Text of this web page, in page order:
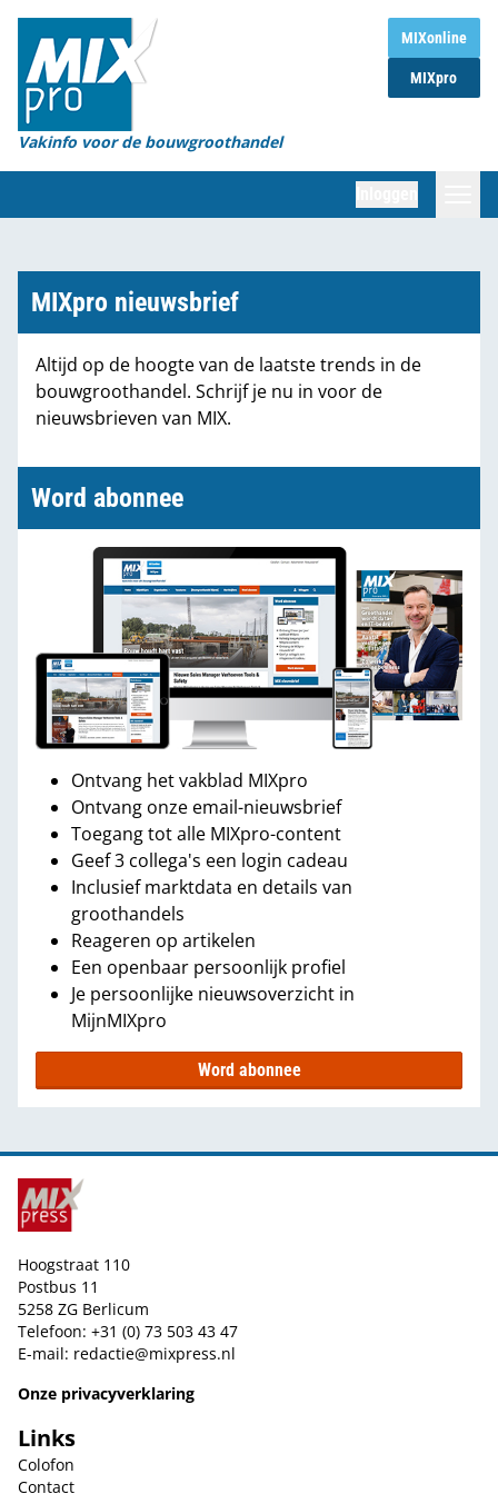
MIXonline
MIXpro
Vakinfo voor de bouwgroothandel
Home
Magazines
Organisaties
Marktcijfers
Partners
MIXpro nieuwsbrief
Altijd op de hoogte van de laatste trends in de
bouwgroothandel. Schrijf je nu in voor de
nieuwsbrieven van MIX.
Word abonnee
Ontvang het vakblad MIXpro
Ontvang onze email-nieuwsbrief
Toegang tot alle MIXpro-content
Geef 3 collega's een login cadeau
Inclusief marktdata en details van
groothandels
Reageren op artikelen
Een openbaar persoonlijk profiel
Je persoonlijke nieuwsoverzicht in
MijnMIXpro
Word abonnee
Hoogstraat 110
Postbus 11
5258 ZG Berlicum
Telefoon: +31 (0) 73 503 43 47
E-mail: redactie@mixpress.nl
Onze privacyverklaring
Links
Colofon
Contact